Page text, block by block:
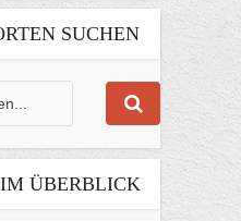
SUCHEN
ÜBERBLICK